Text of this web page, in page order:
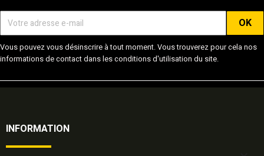
Vous pouvez vous désinscrire à tout moment. Vous trouverez pour cela nos
informations de contact dans les conditions d'utilisation du site.
INFORMATION